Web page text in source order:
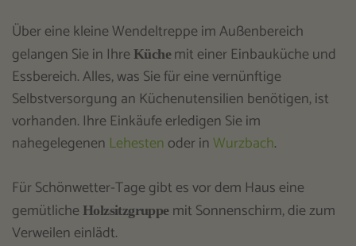
Über eine kleine Wendeltreppe im Außenbereich
gelangen Sie in Ihre Küchemit einer Einbauküche und
Essbereich. Alles, was Sie für eine vernünftige
Selbstversorgung an Küchenutensilien benötigen, ist
vorhanden. Ihre Einkäufe erledigen Sie im
nahegelegenen Lehesten oder inWurzbach.
Für Schönwetter-Tage gibt es vor dem Haus eine
gemütliche Holzsitzgruppemit Sonnenschirm, die zum
Verweilen einlädt.